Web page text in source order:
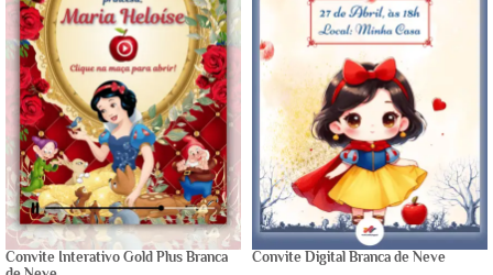
Convite Interativo Gold Plus Branca
Convite Digital Branca de Neve